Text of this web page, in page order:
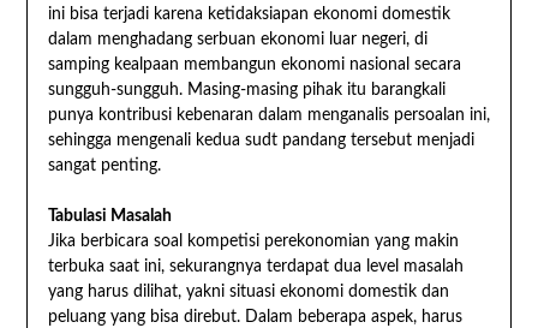
ini bisa terjadi karena ketidaksiapan ekonomi domestik
dalam menghadang serbuan ekonomi luar negeri, di
samping kealpaan membangun ekonomi nasional secara
sungguh-sungguh. Masing-masing pihak itu barangkali
punya kontribusi kebenaran dalam menganalis persoalan ini,
sehingga mengenali kedua sudt pandang tersebut menjadi
sangat penting.
Tabulasi Masalah
Jika berbicara soal kompetisi perekonomian yang makin
terbuka saat ini, sekurangnya terdapat dua level masalah
yang harus dilihat, yakni situasi ekonomi domestik dan
peluang yang bisa direbut. Dalam beberapa aspek, harus